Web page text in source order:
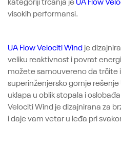
visokih performansi.
UA Flow Velociti Windje
veliku reaktivnost i povrat
možete samouvereno da trčite
superinženjersko gornje
uklapa u oblik stopala i
Velociti Wind je dizajnirana za
i daje vam vetar u leđa pri